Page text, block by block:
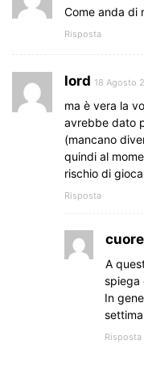
Come anda di
Risposta
lord 18 Agosto
ma è vera la
avrebbe dato
(mancano
quindi al
rischio di
Risposta
A
spiega
In
Risposta